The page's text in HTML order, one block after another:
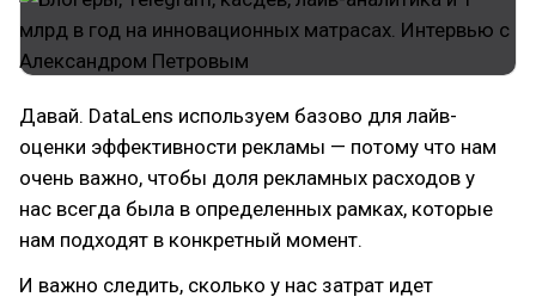
Давай. DataLens используем базово для лайв-
оценки эффективности рекламы — потому что нам
очень важно, чтобы доля рекламных расходов у
нас всегда была в определенных рамках, которые
нам подходят в конкретный момент.
И важно следить, сколько у нас затрат идет